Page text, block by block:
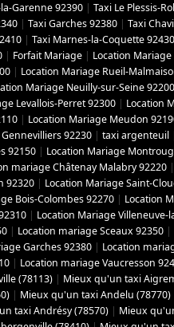
Garenne 92390 | Taxi Le Plessis-
| Taxi Garches 92380 | Taxi
| Taxi Marnes-la-Coquette 92430
| Forfait Mariage | Location
| Location Mariage Rueil-
Mariage Neuilly-sur-Seine 92200
Levallois-Perret 92300 | Location
| Location Mariage Meudon
92230 | taxi argenteuil
92150 | Location Mariage
mariage Châtenay Malabry 92220 |
92320 | Location Mariage Saint-
Bois-Colombes 92270 | Location
| Location Mariage Villeneuve-
| Location mariage Sceaux 92350 |
Garches 92380 | Location
| Location mariage Vaucresson
(78113) | Mieux qu'un taxi
| Mieux qu'un taxi Andelu (78770)
taxi Andrésy (78570) | Mieux